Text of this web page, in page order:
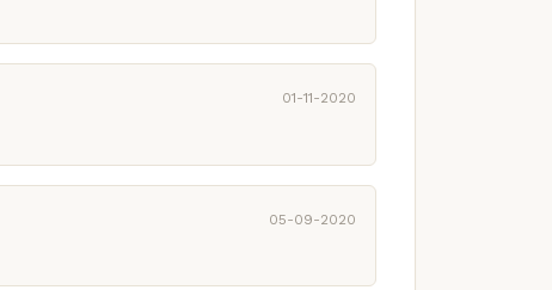
01-11-2020
05-09-2020